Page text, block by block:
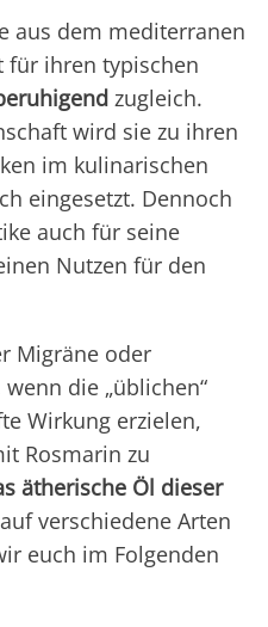
aus dem mediterranen
für ihren typischen
zugleich.
wird sie zu ihren
im kulinarischen
eingesetzt. Dennoch
auch für seine
Nutzen für den
Migräne oder
die „üblichen“
Wirkung erzielen,
Rosmarin zu
ätherische Öl dieser
verschiedene Arten
euch im Folgenden